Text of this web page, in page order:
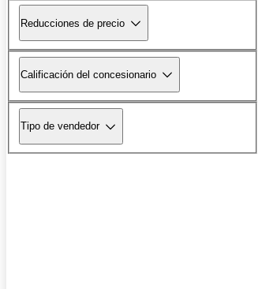
Reducciones de precio
Calificación del concesionario
Tipo de vendedor